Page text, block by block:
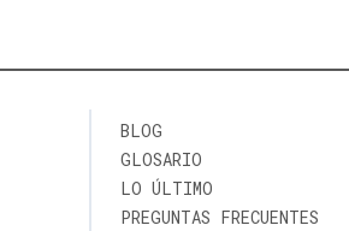
BLOG
GLOSARIO
LO ÚLTIMO
PREGUNTAS FRECUENTES